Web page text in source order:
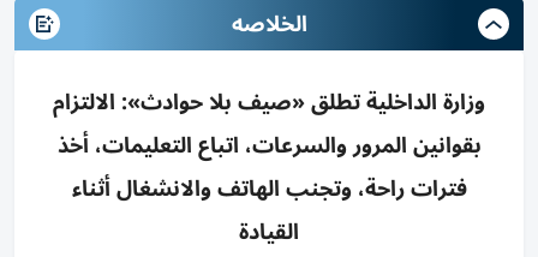
الخلاصه
وزارة الداخلية تطلق «صيف بلا حوادث»: الالتزام
بقوانين المرور والسرعات، اتباع التعليمات، أخذ
فترات راحة، وتجنب الهاتف والانشغال أثناء
القيادة